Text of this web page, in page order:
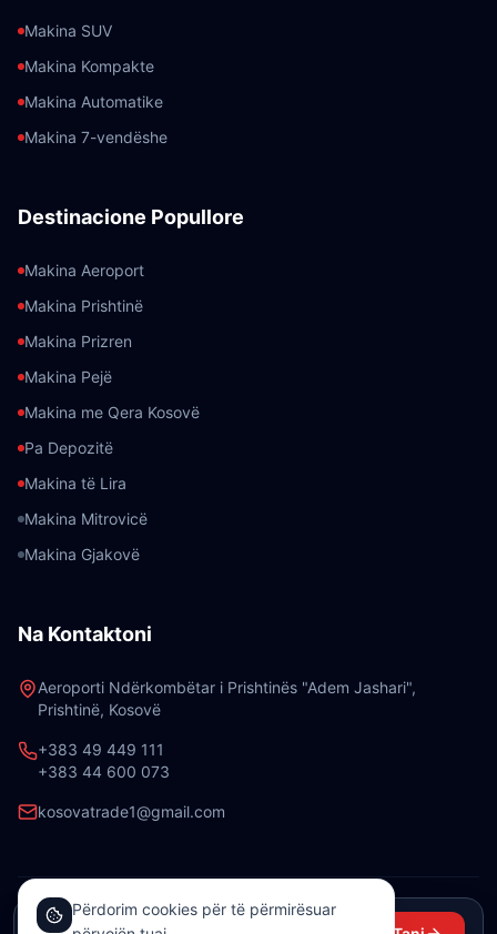
Përdorim cookies për të përmirësuar
Nga €19/ditë
Makina SUV
Makina Kompakte
Makina Automatike
Makina 7-vendëshe
Destinacione Popullore
Makina Aeroport
Makina Prishtinë
Makina Prizren
Makina Pejë
Makina me Qera Kosovë
Pa Depozitë
Makina të Lira
Makina Mitrovicë
Makina Gjakovë
Na Kontaktoni
Aeroporti Ndërkombëtar i Prishtinës "Adem Jashari",
Prishtinë, Kosovë
+383 49 449 111
+383 44 600 073
kosovatrade1@gmail.com
©2026 Kosova Trade Rent a Car. Të gjitha të drejtat e